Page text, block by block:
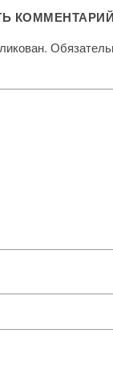
КОММЕНТАРИЙ